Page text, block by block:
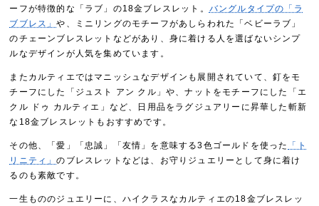
ーフが特徴的な「ラブ」の18金ブレスレット。 バングルタイプの「ラ
ブブレス」や、ミニリングのモチーフがあしらわれた「ベビーラブ」
のチェーンブレスレットなどがあり、身に着ける人を選ばないシンプ
ルなデザインが人気を集めています。
またカルティエではマニッシュなデザインも展開されていて、釘をモ
チーフにした「ジュスト アン クル」や、ナットをモチーフにした「エ
クル ドゥ カルティエ」など、日用品をラグジュアリーに昇華した斬新
な18金ブレスレットもおすすめです。
その他、「愛」「忠誠」「友情」を意味する3色ゴールドを使った
「ト
リニティ」のブレスレットなどは、お守りジュエリーとして身に着け
るのも素敵です。
一生もののジュエリーに、ハイクラスなカルティエの18金ブレスレッ